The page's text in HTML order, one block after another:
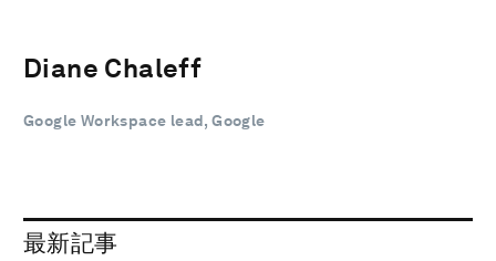
Diane Chaleff
Google Workspace lead, Google
最新記事